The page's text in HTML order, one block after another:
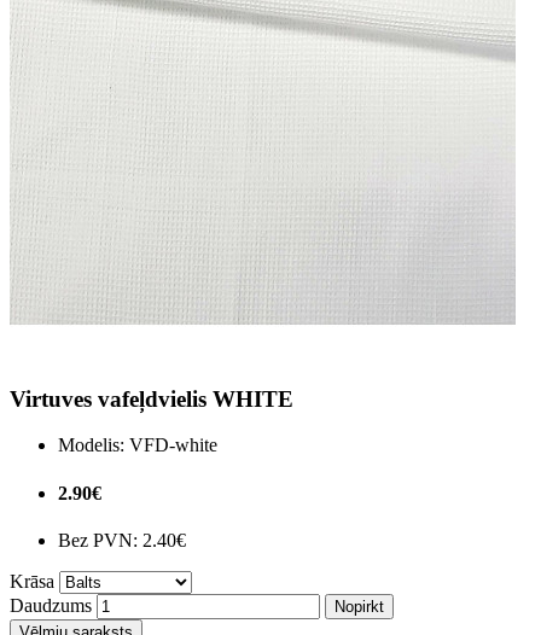
Virtuves vafeļdvielis WHITE
Modelis: VFD-white
2.90€
Bez PVN: 2.40€
Krāsa
Daudzums
Nopirkt